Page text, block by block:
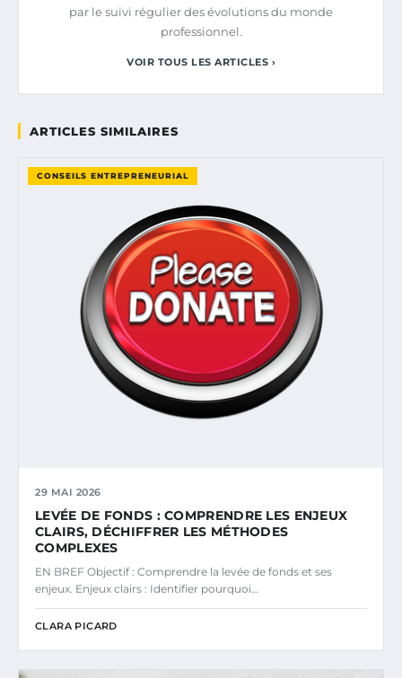
par le suivi régulier des évolutions du monde
professionnel.
VOIR TOUS LES ARTICLES ›
ARTICLES SIMILAIRES
CONSEILS ENTREPRENEURIAL
29 MAI 2026
LEVÉE DE FONDS : COMPRENDRE LES ENJEUX
CLAIRS, DÉCHIFFRER LES MÉTHODES
COMPLEXES
EN BREF Objectif : Comprendre la levée de fonds et ses
enjeux. Enjeux clairs : Identifier pourquoi…
CLARA PICARD